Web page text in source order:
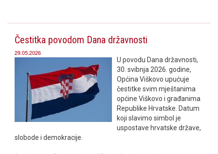
Čestitka povodom Dana državnosti
29.05.2026
U povodu Dana državnosti,
30. svibnja 2026. godine,
Općina Viškovo upućuje
čestitke svim mještanima
općine Viškovo i građanima
Republike Hrvatske. Datum
koji slavimo simbol je
uspostave hrvatske države,
slobode i demokracije.